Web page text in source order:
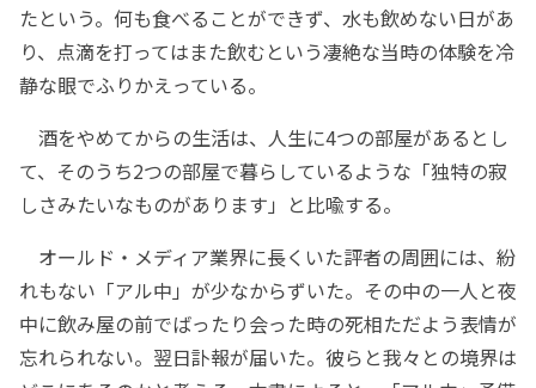
たという。何も食べることができず、水も飲めない日があ
り、点滴を打ってはまた飲むという凄絶な当時の体験を冷
静な眼でふりかえっている。
酒をやめてからの生活は、人生に4つの部屋があるとし
て、そのうち2つの部屋で暮らしているような「独特の寂
しさみたいなものがあります」と比喩する。
オールド・メディア業界に長くいた評者の周囲には、紛
れもない「アル中」が少なからずいた。その中の一人と夜
中に飲み屋の前でばったり会った時の死相ただよう表情が
忘れられない。翌日訃報が届いた。彼らと我々との境界は